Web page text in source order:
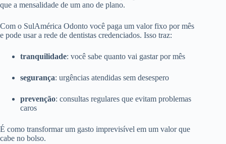
que a mensalidade de um ano de plano.
Com o SulAmérica Odonto você paga um valor fixo por mês
e pode usar a rede de dentistas credenciados. Isso traz:
tranquilidade: você sabe quanto vai gastar por mês
segurança: urgências atendidas sem desespero
prevenção: consultas regulares que evitam problemas
caros
É como transformar um gasto imprevisível em um valor que
cabe no bolso.